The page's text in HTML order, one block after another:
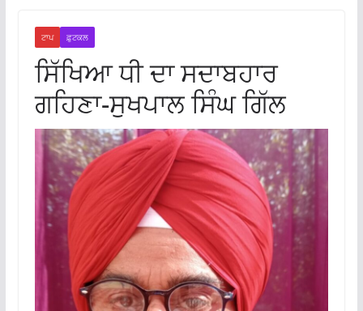
ਟਾਪ ਫ਼ੁਟਕਲ
ਸਿੱਖਿਆ ਧੀ ਦਾ ਸਦਾਬਹਾਰ
ਗਹਿਣਾ-ਸੁਖਪਾਲ ਸਿੰਘ ਗਿੱਲ